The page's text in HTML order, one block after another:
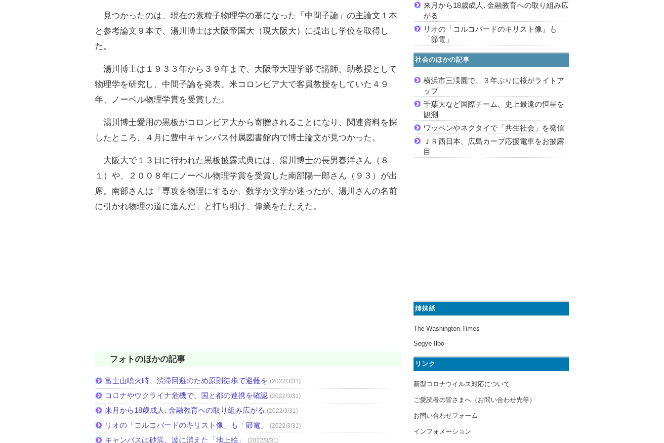
見つかったのは、現在の素粒子物理学の基になった「中間子論」の主論文１本
と参考論文９本で、湯川博士は大阪帝国大（現大阪大）に提出し学位を取得し
た。
湯川博士は１９３３年から３９年まで、大阪帝大理学部で講師、助教授として
物理学を研究し、中間子論を発表。米コロンビア大で客員教授をしていた４９
年、ノーベル物理学賞を受賞した。
湯川博士愛用の黒板がコロンビア大から寄贈されることになり、関連資料を探
したところ、４月に豊中キャンパス付属図書館内で博士論文が見つかった。
大阪大で１３日に行われた黒板披露式典には、湯川博士の長男春洋さん（８
１）や、２００８年にノーベル物理学賞を受賞した南部陽一郎さん（９３）が出
席。南部さんは「専攻を物理にするか、数学か文学か迷ったが、湯川さんの名前
に引かれ物理の道に進んだ」と打ち明け、偉業をたたえた。
フォトのほかの記事
富士山噴火時、渋滞回避のため原則徒歩で避難を (2022/3/31)
コロナやウクライナ危機で、国と都の連携を確認 (2022/3/31)
来月から18歳成人､金融教育への取り組み広がる (2022/3/31)
リオの「コルコバードのキリスト像」も「節電」 (2022/3/31)
キャンバスは砂浜、波に消えた「地上絵」 (2022/3/31)
来月から18歳成人､金融教育への取り組み広
がる
リオの「コルコバードのキリスト像」も
「節電」
社会のほかの記事
横浜市三渓園で、３年ぶりに桜がライトア
ップ
千葉大など国際チーム、史上最遠の恒星を
観測
ワッペンやネクタイで「共生社会」を発信
ＪＲ西日本、広島カープ応援電車をお披露
目
姉妹紙
The Washington Times
Segye Ilbo
リンク
新型コロナウイルス対応について
ご愛読者の皆さまへ（お問い合わせ先等）
お問い合わせフォーム
インフォメーション